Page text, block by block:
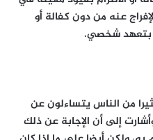
عنه من دون كفالة أو
بتعهد شخصي.
من الناس يتساءلون عن
إلى أن الإجابة عن ذلك